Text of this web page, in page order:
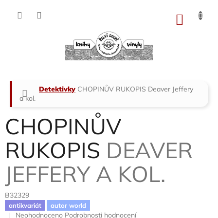
Domů
Detektivky CHOPINŮV RUKOPIS Deaver Jeffery
a kol.
CHOPINŮV
RUKOPIS DEAVER
JEFFERY A KOL.
B32329
antikvariát autor world
Průměrné
Neohodnoceno Podrobnosti hodnocení